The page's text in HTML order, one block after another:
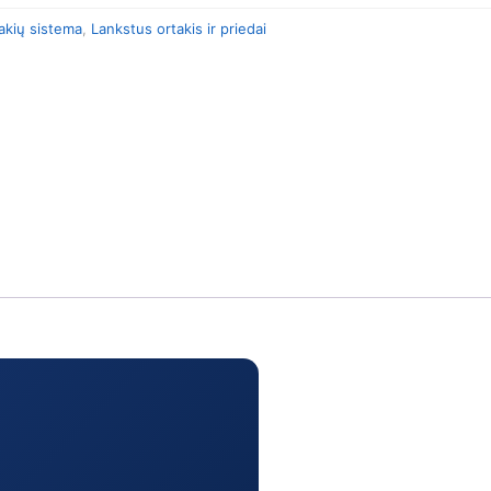
sistema Lankstus ortakis ir priedai